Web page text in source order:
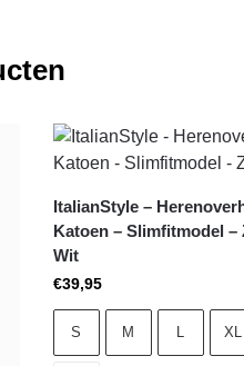
ItalianStyle –
Katoen – Slimfitmodel –
Wit
€39,95
S M L XL